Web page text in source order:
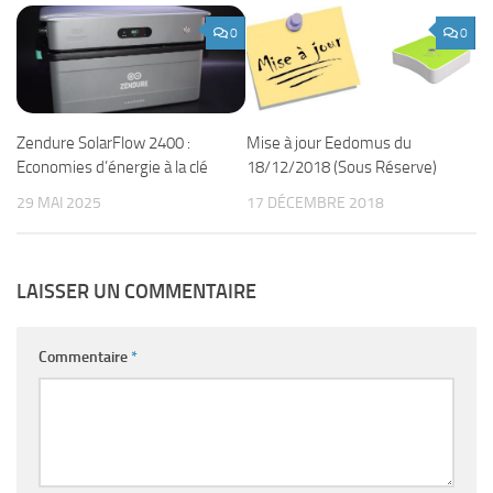
0
Zendure SolarFlow 2400 :
Economies d’énergie à la clé
29 MAI 2025
0
Mise à jour Eedomus du
18/12/2018 (Sous Réserve)
17 DÉCEMBRE 2018
LAISSER UN COMMENTAIRE
Commentaire*